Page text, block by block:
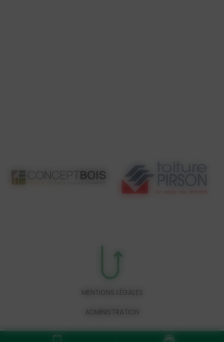
MENTIONS LÉGALES
ADMINISTRATION